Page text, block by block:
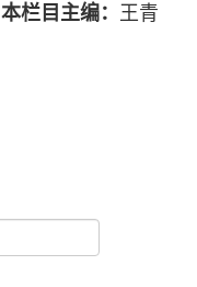
本栏目主编： 王青